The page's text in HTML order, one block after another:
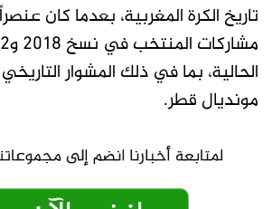
تاريخ الكرة المغربية، بعدما كان
الحالية، بما في ذلك المشوار
مونديال قطر.